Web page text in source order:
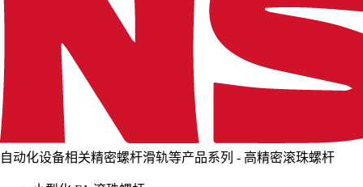
自动化设备相关精密螺杆滑轨等产品系列 - 高精密滚珠螺杆